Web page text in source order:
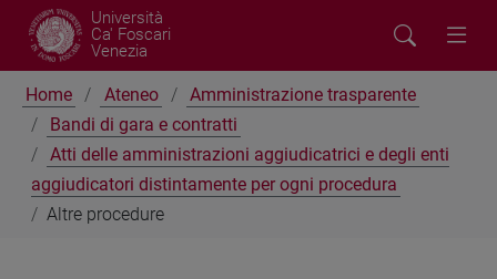
Università
Ca' Foscari
Venezia
Home Ateneo
Amministrazione trasparente
Bandi di gara e contratti
Atti delle amministrazioni aggiudicatrici e degli enti
aggiudicatori distintamente per ogni procedura
Altre procedure